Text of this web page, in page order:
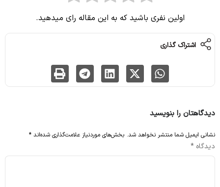
اولین نفری باشید که به این مقاله رای میدهید.
اشتراک گذاری
دیدگاهتان را بنویسید
نشانی ایمیل شما منتشر نخواهد شد. بخش‌های موردنیاز علامت‌گذاری شده‌اند *
دیدگاه *